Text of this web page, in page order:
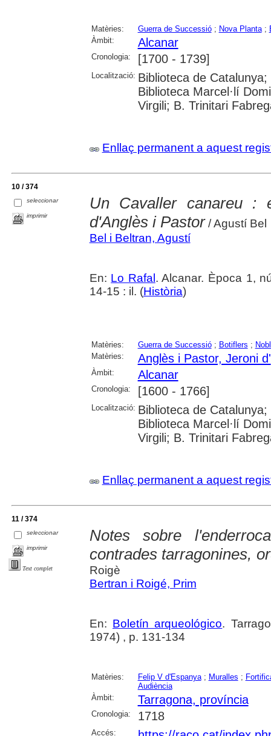
Matèries: Guerra de Successió; Nova Planta;
Àmbit:
Alcanar
Cronologia: [1700 - 1739]
Localització: Biblioteca de
Biblioteca Marcel·lí
Virgili; B. Trinitari
Enllaç permanent a aquest
10 / 374
seleccionar
imprimir
Un Cavaller canareu :
d'Anglès i Pastor/ Agustí Bel
Bel i Beltran, Agustí
En: Lo Rafal . Alcanar. Època 1,
14-15 : il. (Història)
Matèries: Guerra de Successió; Botiflers ;
Matèries:
Anglès i Pastor, Jeroni d'
Àmbit: Alcanar
Cronologia: [1600 - 1766]
Localització: Biblioteca de
Biblioteca Marcel·lí
Virgili; B. Trinitari
Enllaç permanent a aquest
11 / 374
seleccionar
imprimir
Text complet
Notes sobre
contrades tarragonines,
Roigè
Bertran i Roigé, Prim
En: Boletín arqueológico.
1974) , p. 131-134
Matèries: Felip V d'Espanya; Muralles ;
Audiència
Àmbit:
Tarragona, província
Cronologia: 1718
Accés: